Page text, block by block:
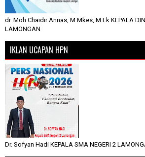
dr. Moh Chaidir Annas, M.Mkes, M.Ek KEPALA
LAMONGAN
IKLAN UCAPAN HPN
Dr. Sofyan Hadi KEPALA SMA NEGERI 2